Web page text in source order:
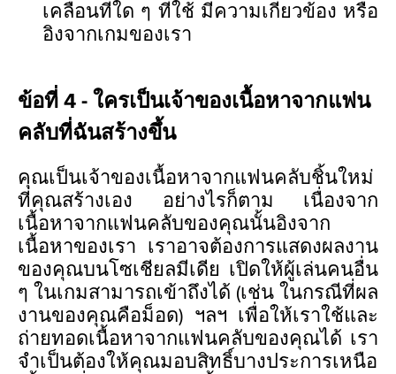
เคลื่อนที่ใด ๆ ที่ใช้ มีความเกี่ยวข้อง หรือ
อิงจากเกมของเรา
ข้อที่ 4 - ใครเป็นเจ้าของเนื้อหาจากแฟน
คลับที่ฉันสร้างขึ้น
คุณเป็นเจ้าของเนื้อหาจากแฟนคลับชิ้นใหม่
ที่คุณสร้างเอง อย่างไรก็ตาม เนื่องจาก
เนื้อหาจากแฟนคลับของคุณนั้นอิงจาก
เนื้อหาของเรา เราอาจต้องการแสดงผลงาน
ของคุณบนโซเชียลมีเดีย เปิดให้ผู้เล่นคนอื่น
ๆ ในเกมสามารถเข้าถึงได้ (เช่น ในกรณีที่ผล
งานของคุณคือม็อด) ฯลฯ เพื่อให้เราใช้และ
ถ่ายทอดเนื้อหาจากแฟนคลับของคุณได้ เรา
จำเป็นต้องให้คุณมอบสิทธิ์บางประการเหนือ